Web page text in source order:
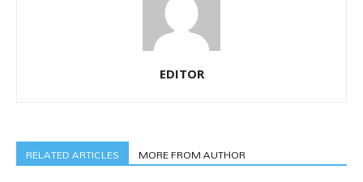
EDITOR
RELATED ARTICLES MORE FROM AUTHOR